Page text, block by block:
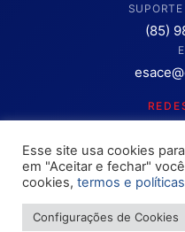
(85)
Clique para
Copyright © 2025 – OAB
Esse site usa cookies
em "Aceitar e fechar"
cookies, termos e
Configurações de Cookies